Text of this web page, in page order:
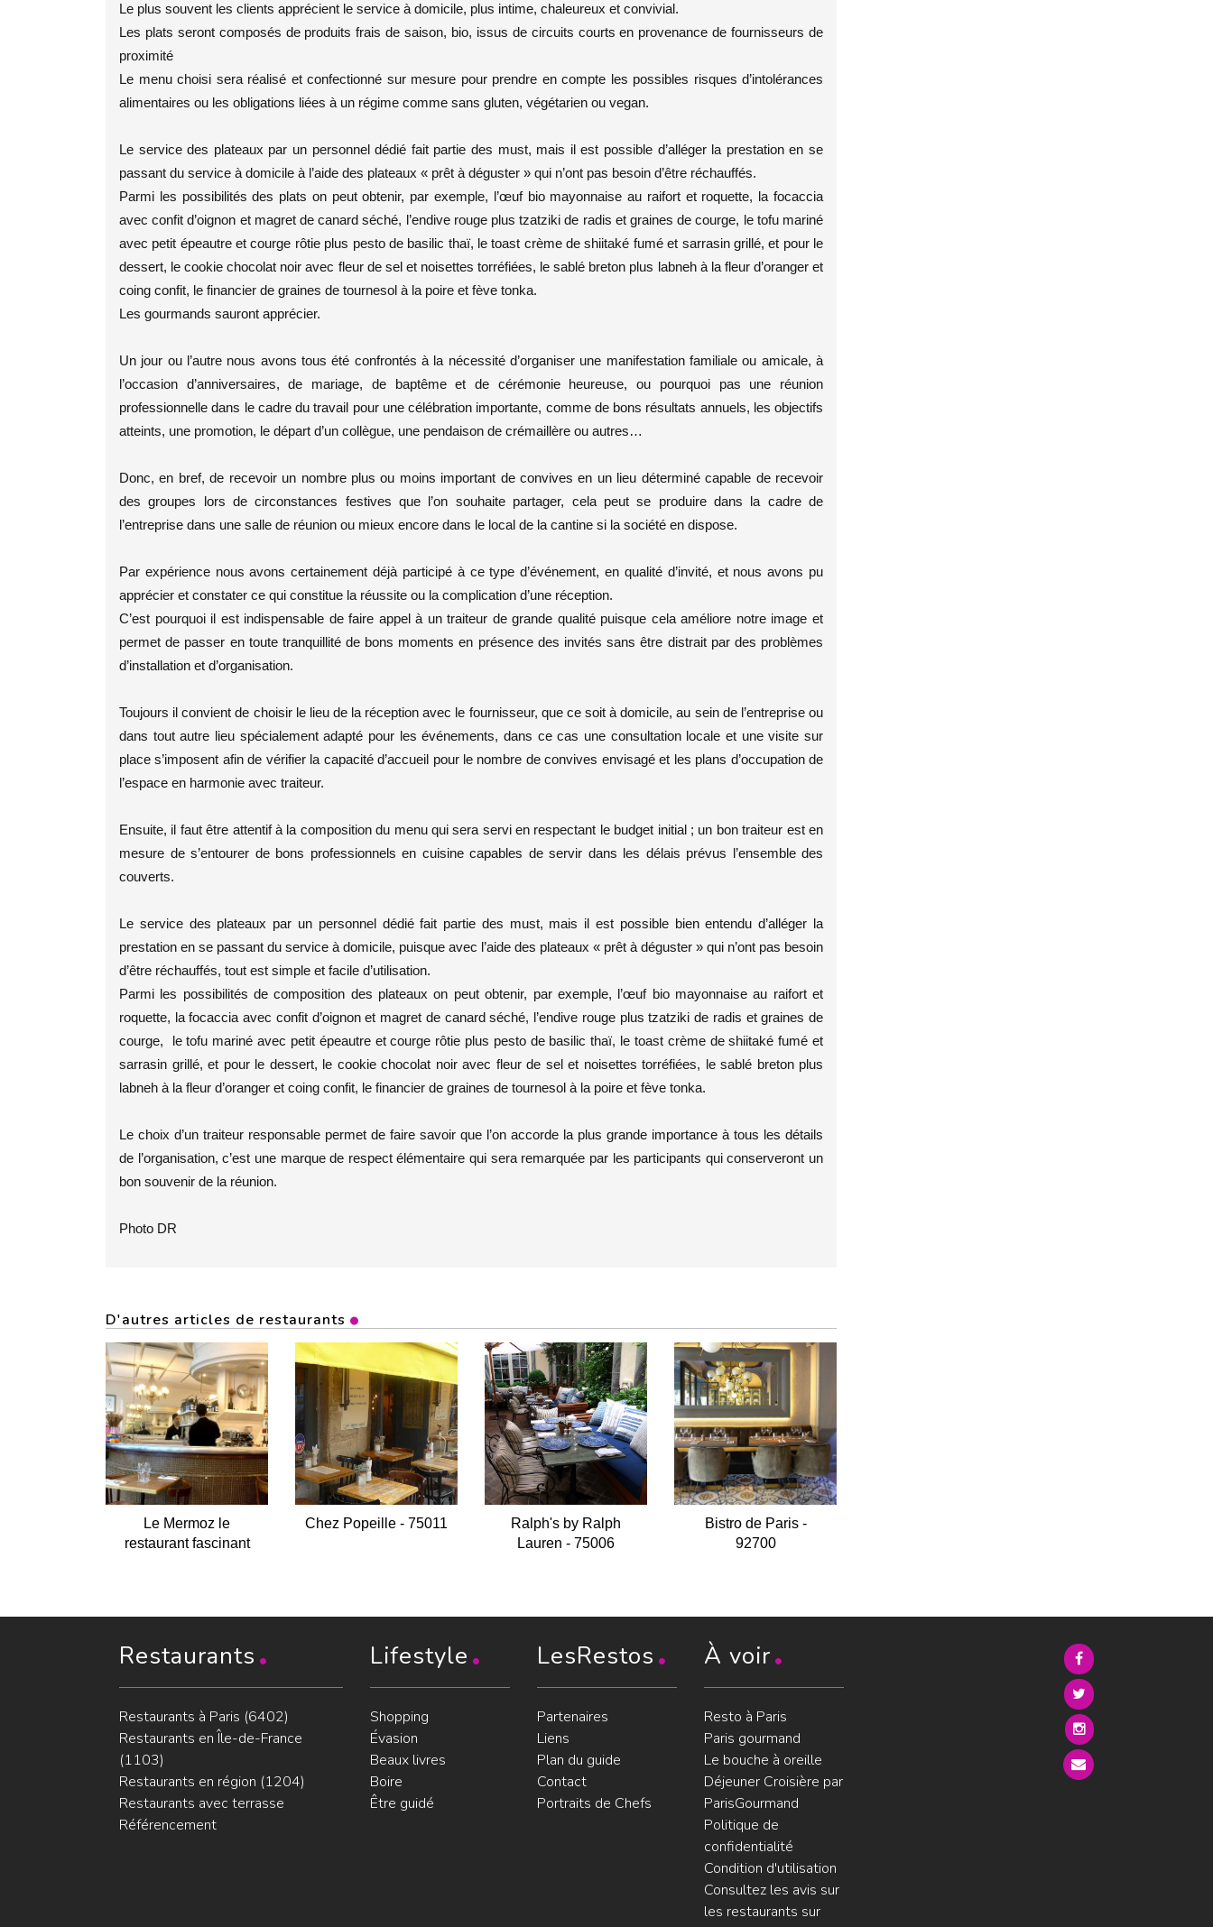
Le plus souvent les clients apprécient le service à domicile, plus intime, chaleureux et convivial.
Les plats seront composés de produits frais de saison, bio, issus de circuits courts en provenance de fournisseurs de
proximité
Le menu choisi sera réalisé et confectionné sur mesure pour prendre en compte les possibles risques d’intolérances
alimentaires ou les obligations liées à un régime comme sans gluten, végétarien ou vegan.
Le service des plateaux par un personnel dédié fait partie des must, mais il est possible d’alléger la prestation en se
passant du service à domicile à l’aide des plateaux « prêt à déguster » qui n’ont pas besoin d’être réchauffés.
Parmi les possibilités des plats on peut obtenir, par exemple, l’œuf bio mayonnaise au raifort et roquette, la focaccia
avec confit d’oignon et magret de canard séché, l’endive rouge plus tzatziki de radis et graines de courge, le tofu mariné
avec petit épeautre et courge rôtie plus pesto de basilic thaï, le toast crème de shiitaké fumé et sarrasin grillé, et pour le
dessert, le cookie chocolat noir avec fleur de sel et noisettes torréfiées, le sablé breton plus labneh à la fleur d’oranger et
coing confit, le financier de graines de tournesol à la poire et fève tonka.
Les gourmands sauront apprécier.
Un jour ou l’autre nous avons tous été confrontés à la nécessité d’organiser une manifestation familiale ou amicale, à
l’occasion d’anniversaires, de mariage, de baptême et de cérémonie heureuse, ou pourquoi pas une réunion
professionnelle dans le cadre du travail pour une célébration importante, comme de bons résultats annuels, les objectifs
atteints, une promotion, le départ d’un collègue, une pendaison de crémaillère ou autres…
Donc, en bref, de recevoir un nombre plus ou moins important de convives en un lieu déterminé capable de recevoir
des groupes lors de circonstances festives que l’on souhaite partager, cela peut se produire dans la cadre de
l’entreprise dans une salle de réunion ou mieux encore dans le local de la cantine si la société en dispose.
Par expérience nous avons certainement déjà participé à ce type d’événement, en qualité d’invité, et nous avons pu
apprécier et constater ce qui constitue la réussite ou la complication d’une réception.
C’est pourquoi il est indispensable de faire appel à un traiteur de grande qualité puisque cela améliore notre image et
permet de passer en toute tranquillité de bons moments en présence des invités sans être distrait par des problèmes
d’installation et d’organisation.
Toujours il convient de choisir le lieu de la réception avec le fournisseur, que ce soit à domicile, au sein de l’entreprise ou
dans tout autre lieu spécialement adapté pour les événements, dans ce cas une consultation locale et une visite sur
place s’imposent afin de vérifier la capacité d’accueil pour le nombre de convives envisagé et les plans d’occupation de
l’espace en harmonie avec traiteur.
Ensuite, il faut être attentif à la composition du menu qui sera servi en respectant le budget initial ; un bon traiteur est en
mesure de s’entourer de bons professionnels en cuisine capables de servir dans les délais prévus l’ensemble des
couverts.
Le service des plateaux par un personnel dédié fait partie des must, mais il est possible bien entendu d’alléger la
prestation en se passant du service à domicile, puisque avec l’aide des plateaux « prêt à déguster » qui n’ont pas besoin
d’être réchauffés, tout est simple et facile d’utilisation.
Parmi les possibilités de composition des plateaux on peut obtenir, par exemple, l’œuf bio mayonnaise au raifort et
roquette, la focaccia avec confit d’oignon et magret de canard séché, l’endive rouge plus tzatziki de radis et graines de
courge, le tofu mariné avec petit épeautre et courge rôtie plus pesto de basilic thaï, le toast crème de shiitaké fumé et
sarrasin grillé, et pour le dessert, le cookie chocolat noir avec fleur de sel et noisettes torréfiées, le sablé breton plus
labneh à la fleur d’oranger et coing confit, le financier de graines de tournesol à la poire et fève tonka.
Le choix d’un traiteur responsable permet de faire savoir que l’on accorde la plus grande importance à tous les détails
de l’organisation, c’est une marque de respect élémentaire qui sera remarquée par les participants qui conserveront un
bon souvenir de la réunion.
Photo DR
D'autres articles de restaurants
Le Mermoz le
restaurant fascinant
Chez Popeille - 75011
Ralph's by Ralph
Lauren - 75006
Bistro de Paris -
92700
Restaurants
Restaurants à Paris (6402)
Restaurants en Île-de-France
(1103)
Restaurants en région (1204)
Restaurants avec terrasse
Référencement
Lifestyle
Shopping
Évasion
Beaux livres
Boire
Être guidé
LesRestos
Partenaires
Liens
Plan du guide
Contact
Portraits de Chefs
À voir
Resto à Paris
Paris gourmand
Le bouche à oreille
Déjeuner Croisière par
ParisGourmand
Politique de
confidentialité
Condition d'utilisation
Consultez les avis sur
les restaurants sur